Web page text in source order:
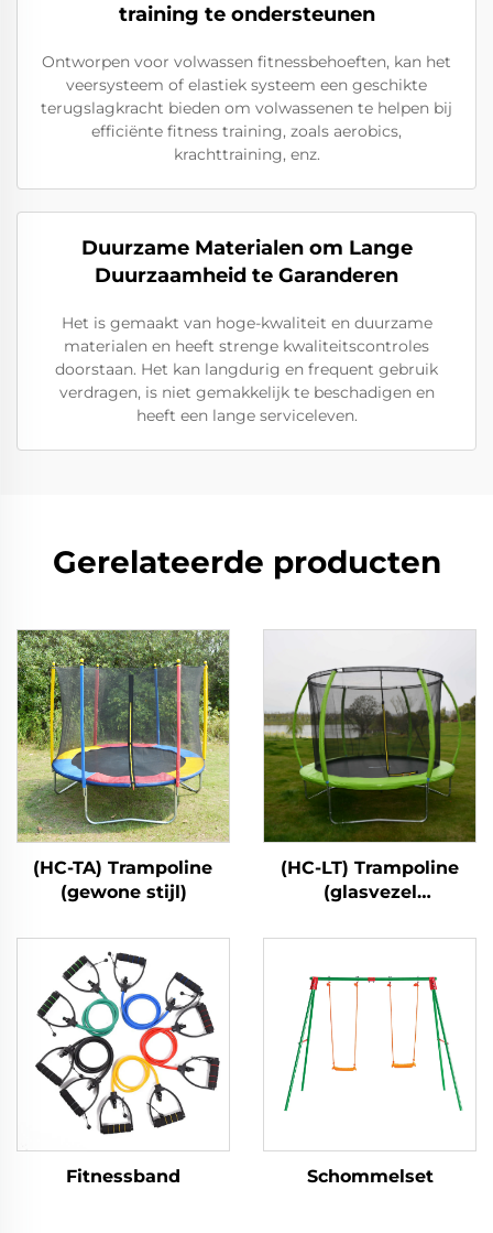
training te ondersteunen
Ontworpen voor volwassen fitnessbehoeften, kan het
veersysteem of elastiek systeem een geschikte
terugslagkracht bieden om volwassenen te helpen bij
efficiënte fitness training, zoals aerobics,
krachttraining, enz.
Duurzame Materialen om Lange
Duurzaamheid te Garanderen
Het is gemaakt van hoge-kwaliteit en duurzame
materialen en heeft strenge kwaliteitscontroles
doorstaan. Het kan langdurig en frequent gebruik
verdragen, is niet gemakkelijk te beschadigen en
heeft een lange serviceleven.
Gerelateerde producten
(HC-TA) Trampoline
(gewone stijl)
(HC-LT) Trampoline
(glasvezel
Fitnessband Schommelset